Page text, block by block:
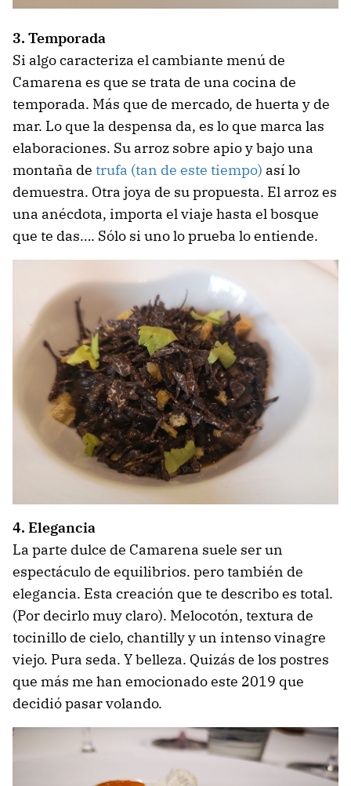
3. Temporada
Si algo caracteriza el cambiante menú de
Camarena es que se trata de una cocina de
temporada. Más que de mercado, de huerta y de
mar. Lo que la despensa da, es lo que marca las
elaboraciones. Su arroz sobre apio y bajo una
montaña de trufa (tan de este tiempo) así lo
demuestra. Otra joya de su propuesta. El arroz es
una anécdota, importa el viaje hasta el bosque
que te das…. Sólo si uno lo prueba lo entiende.
4. Elegancia
La parte dulce de Camarena suele ser un
espectáculo de equilibrios. pero también de
elegancia. Esta creación que te describo es total.
(Por decirlo muy claro). Melocotón, textura de
tocinillo de cielo, chantilly y un intenso vinagre
viejo. Pura seda. Y belleza. Quizás de los postres
que más me han emocionado este 2019 que
decidió pasar volando.